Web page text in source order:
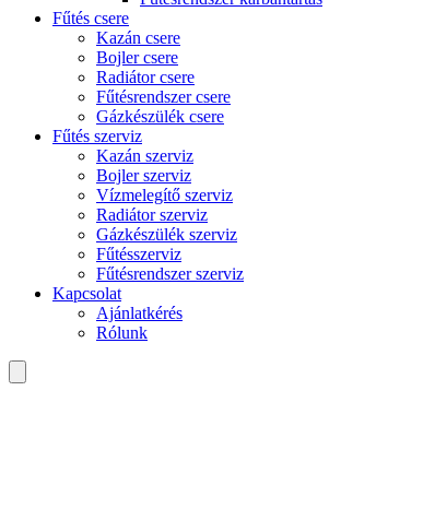
Fűtés csere
Kazán csere
Bojler csere
Radiátor csere
Fűtésrendszer csere
Gázkészülék csere
Fűtés szerviz
Kazán szerviz
Bojler szerviz
Vízmelegítő szerviz
Radiátor szerviz
Gázkészülék szerviz
Fűtésszerviz
Fűtésrendszer szerviz
Kapcsolat
Ajánlatkérés
Rólunk